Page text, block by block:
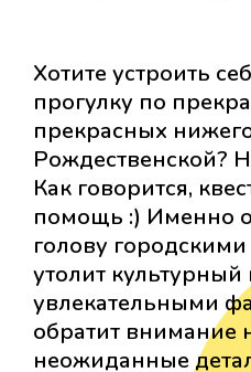
Хотите устроить
прогулку по
прекрасных
Рождественской?
Как говорится,
помощь :) Именно
голову
утолит культурный
увлекательными
обратит внимание
неожиданные